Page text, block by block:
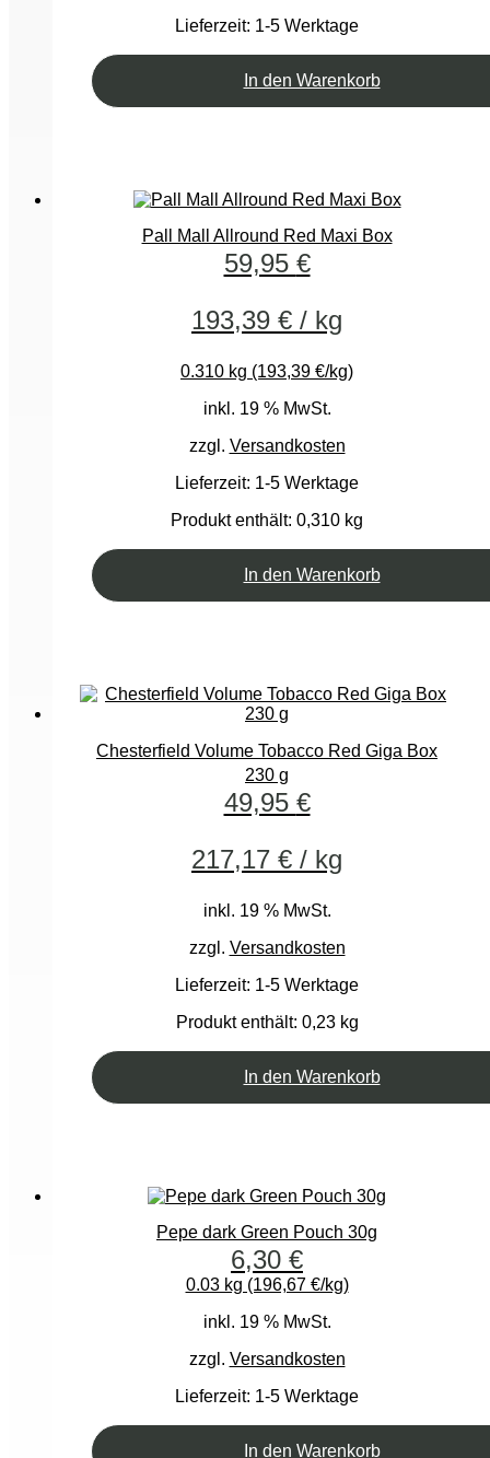
Lieferzeit: 1-5 Werktage
In den Warenkorb
Pall Mall Allround Red Maxi Box
59,95 €
193,39 € / kg
0.310 kg (193,39 €/kg)
inkl. 19 % MwSt.
zzgl. Versandkosten
Lieferzeit: 1-5 Werktage
Produkt enthält: 0,310 kg
In den Warenkorb
Chesterfield Volume Tobacco Red Giga Box
230 g
49,95 €
217,17 € / kg
inkl. 19 % MwSt.
zzgl. Versandkosten
Lieferzeit: 1-5 Werktage
Produkt enthält: 0,23 kg
In den Warenkorb
Pepe dark Green Pouch 30g
6,30 €
0.03 kg (196,67 €/kg)
inkl. 19 % MwSt.
zzgl. Versandkosten
Lieferzeit: 1-5 Werktage
In den Warenkorb